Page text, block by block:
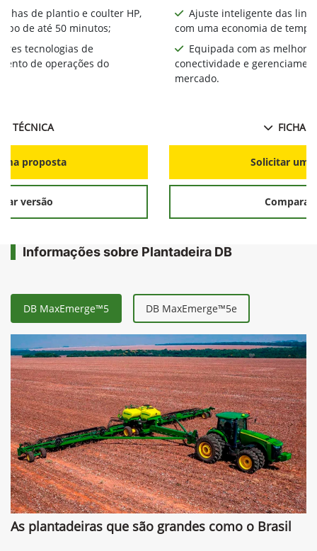
de plantio e coulter HP,
de até 50 minutos;
tecnologias de
de operações do
TÉCNICA
proposta
versão
Ajuste inteligente das
com uma economia de
Equipada com as
conectividade e
mercado.
FICHA
Solicitar
Comparar
Informações sobre Plantadeira DB
DB MaxEmerge™5 DB MaxEmerge™5e
As plantadeiras que são grandes como o Brasil